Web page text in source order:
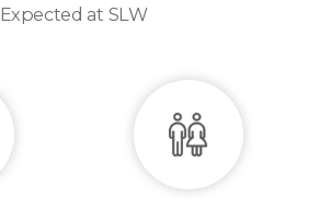
Expected at SLW